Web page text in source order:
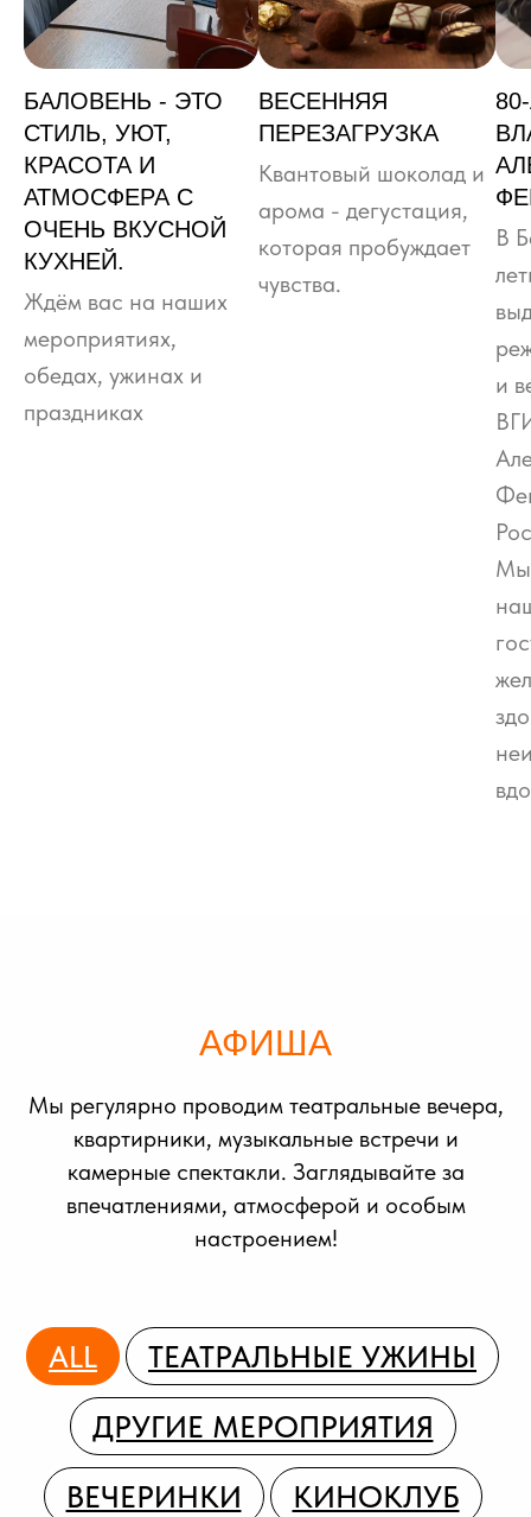
БАЛОВЕНЬ - ЭТО
СТИЛЬ, УЮТ,
КРАСОТА И
АТМОСФЕРА С
ОЧЕНЬ ВКУСНОЙ
КУХНЕЙ.
Ждём вас на наших
мероприятиях,
обедах, ужинах и
праздниках
ВЕСЕННЯЯ
ПЕРЕЗАГРУЗКА
Квантовый шоколад и
арома - дегустация,
которая пробуждает
чувства.
В
и
Мы
АФИША
Мы регулярно проводим театральные вечера,
квартирники, музыкальные встречи и
камерные спектакли. Заглядывайте за
впечатлениями, атмосферой и особым
настроением!
ALL
ТЕАТРАЛЬНЫЕ УЖИНЫ
ДРУГИЕ МЕРОПРИЯТИЯ
ВЕЧЕРИНКИ
КИНОКЛУБ